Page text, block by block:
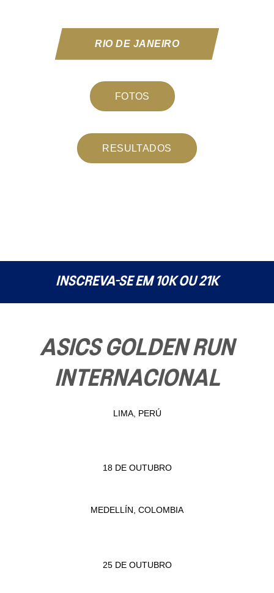
RIO DE JANEIRO
FOTOS
RESULTADOS
INSCREVA-SE EM 10KOU21K
ASICSGOLDEN RUN
INTERNACIONAL
LIMA, PERÚ
18 DE OUTUBRO
MEDELLÍN, COLOMBIA
25 DE OUTUBRO